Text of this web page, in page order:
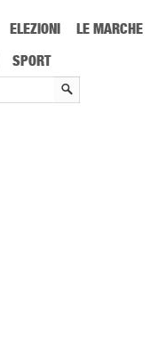
ELEZIONI
LE MARCHE
SPORT